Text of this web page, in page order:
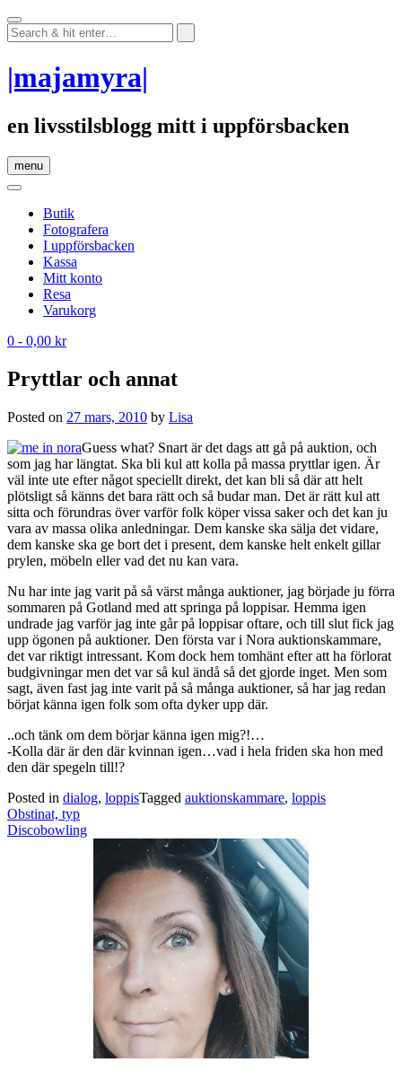
Skip
to
content
|majamyra|
en livsstilsblogg mitt i uppförsbacken
menu
Butik
Fotografera
I uppförsbacken
Kassa
Mitt konto
Resa
Varukorg
0 - 0,00 kr
Pryttlar och annat
Posted on 27 mars, 2010 by Lisa
Guess what? Snart är det dags att gå på auktion, och
som jag har längtat. Ska bli kul att kolla på massa pryttlar igen. Är
väl inte ute efter något speciellt direkt, det kan bli så där att helt
plötsligt så känns det bara rätt och så budar man. Det är rätt kul att
sitta och förundras över varför folk köper vissa saker och det kan ju
vara av massa olika anledningar. Dem kanske ska sälja det vidare,
dem kanske ska ge bort det i present, dem kanske helt enkelt gillar
prylen, möbeln eller vad det nu kan vara.
Nu har inte jag varit på så värst många auktioner, jag började ju förra
sommaren på Gotland med att springa på loppisar. Hemma igen
undrade jag varför jag inte går på loppisar oftare, och till slut fick jag
upp ögonen på auktioner. Den första var i Nora auktionskammare,
det var riktigt intressant. Kom dock hem tomhänt efter att ha förlorat
budgivningar men det var så kul ändå så det gjorde inget. Men som
sagt, även fast jag inte varit på så många auktioner, så har jag redan
börjat känna igen folk som ofta dyker upp där.
..och tänk om dem börjar känna igen mig?!…
-Kolla där är den där kvinnan igen…vad i hela friden ska hon med
den där spegeln till!?
Posted in dialog, loppisTagged auktionskammare, loppis
Post
navigation
Obstinat, typ
Discobowling